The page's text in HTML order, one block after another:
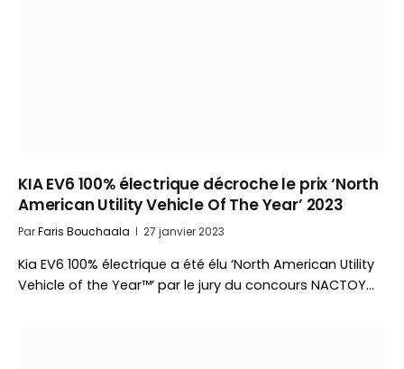
KIA EV6 100% électrique décroche le prix ‘North
American Utility Vehicle Of The Year’ 2023
ParFaris Bouchaala 27 janvier 2023
Kia EV6 100% électrique a été élu ‘North American Utility
Vehicle of the Year™’ par le jury du concours NACTOY…